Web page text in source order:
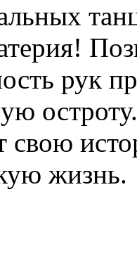
рук
свою
жизнь.